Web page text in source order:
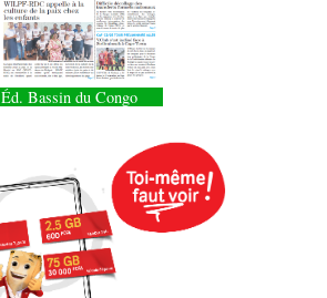
Éd. Bassin du Congo